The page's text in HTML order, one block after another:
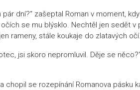
dní?“ zašeptal Roman v moment,
se mu blýsklo. Nechtěl jen sedět
rameny, stále koukaje do zlatavých očí.
jsi skoro nepromluvil. Děje se
chopil se rozepínání Romanova pásku